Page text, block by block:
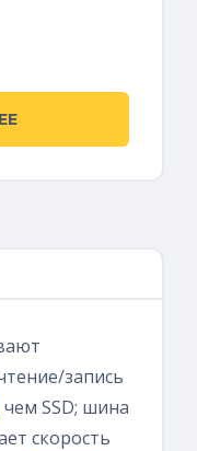
запись
чем SSD; шина
скорость